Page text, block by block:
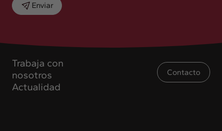
Trabaja con
nosotros
Actualidad
Contacto
Enviar